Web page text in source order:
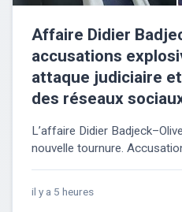
Affaire Didier
accusations
attaque judiciaire
des réseaux
L’affaire Didier
nouvelle tournure.
il y a 5 heures